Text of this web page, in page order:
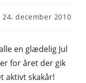
24. december 2010
en glædelig Jul
for året der gik
aktivt skakår!